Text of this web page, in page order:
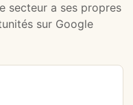
secteur a ses propres
sur Google